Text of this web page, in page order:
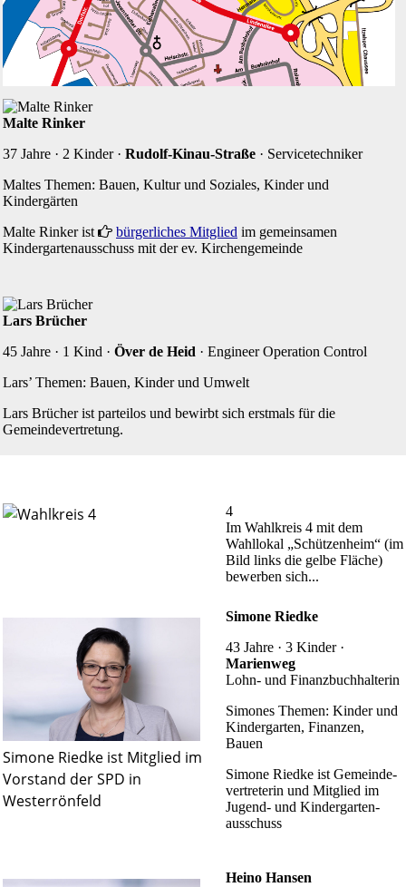
Malte Rinker
37 Jahre · 2 Kinder · Rudolf-Kinau-Straße · Servicetechniker
Maltes Themen: Bauen, Kultur und Soziales, Kinder und
Kindergärten
Malte Rinker ist r bürgerliches Mitglied im gemeinsamen
Kindergartenausschuss mit der ev. Kirchengemeinde
Lars Brücher
45 Jahre · 1 Kind · Över de Heid · Engineer Operation Control
Lars’ Themen: Bauen, Kinder und Umwelt
Lars Brücher ist parteilos und bewirbt sich erstmals für die
Gemeindevertretung.
4
Im Wahlkreis 4 mit dem
Wahllokal „Schützenheim“ (im
Bild links die gelbe Fläche)
bewerben sich...
Simone Riedke ist Mitglied im
Vorstand der SPD in
Westerrönfeld
Simone Riedke
43 Jahre · 3 Kinder ·
Marienweg
Lohn- und Finanzbuchhalterin
Simones Themen: Kinder und
Kindergarten, Finanzen,
Bauen
Simone Riedke ist Gemeinde­
vertreterin und Mitglied im
Jugend- und Kinder­garten­
ausschuss
Heino Hansen